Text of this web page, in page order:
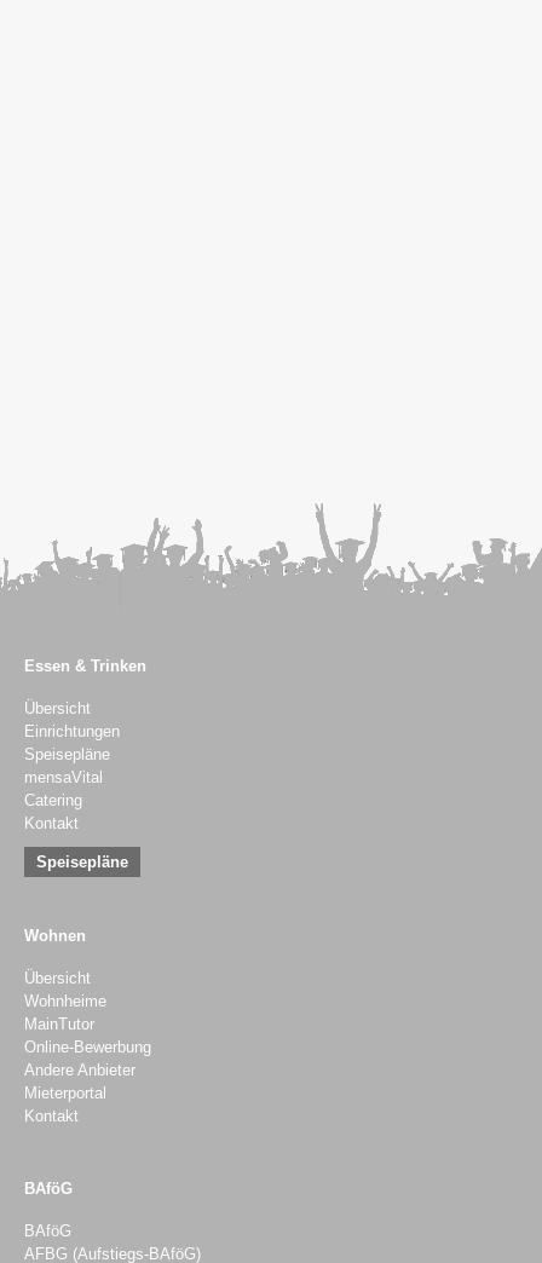
Essen & Trinken
Übersicht
Einrichtungen
Speisepläne
mensaVital
Catering
Kontakt
Speisepläne
Wohnen
Übersicht
Wohnheime
MainTutor
Online-Bewerbung
Andere Anbieter
Mieterportal
Kontakt
BAföG
BAföG
AFBG (Aufstiegs-BAföG)